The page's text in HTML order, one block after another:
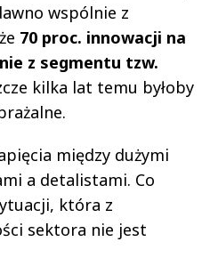
wspólnie z
70 proc. innowacji na
z segmentu tzw.
kilka lat temu byłoby
między dużymi
a detalistami. Co
która z
sektora nie jest